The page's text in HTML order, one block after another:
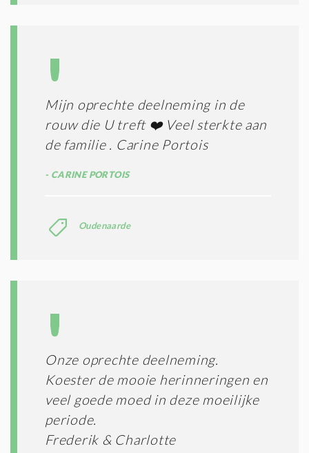
Mijn oprechte deelneming in de
rouw die U treft ❤️ Veel sterkte aan
de familie . Carine Portois
CARINE PORTOIS
Oudenaarde
Onze oprechte deelneming.
Koester de mooie herinneringen en
veel goede moed in deze moeilijke
periode.
Frederik & Charlotte